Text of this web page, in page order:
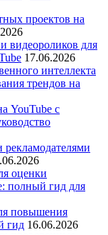
проектов на
видеороликов для
17.06.2026
интеллекта
трендов на
YouTube с
оценки
полный гид для
повышения
гид 16.06.2026